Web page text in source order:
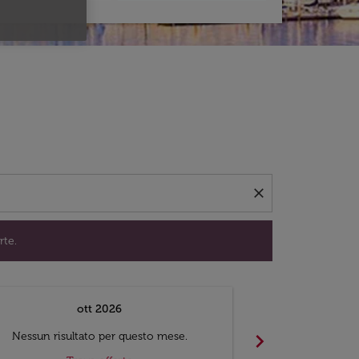
close
trovare offerte.
ott 2026
Nessun risultato per questo mese.
chevron_right